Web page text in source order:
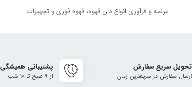
عرضه و فرآوری انواع دان قهوه، قهوه فوری و تجهیزات
تحویل سریع سفارش
ارسال سفارش در سریعترین زمان
پشتیبانی همیشگی
از 9 صبح تا 10 شب